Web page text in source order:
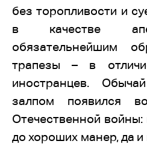
без торопливости и
в качестве
обязательнейшим
трапезы – в
иностранцев.
залпом появился
Отечественной
до хороших манер, да